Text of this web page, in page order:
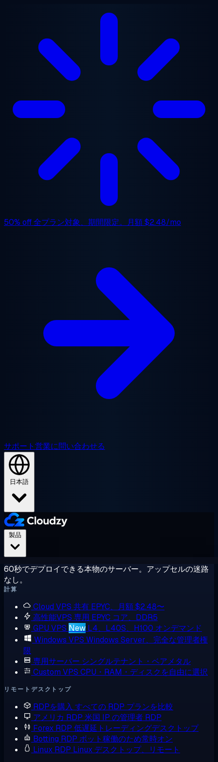
50% off全プラン対象、期間限定。月額$2.48/mo
サポート営業に問い合わせる
日本語
60秒でデプロイできる本物のサーバー。アップセルの迷路
なし。
計算
Cloud VPS 共有 EPYC、月額 $2.48〜
高性能VPS 専用 EPYC コア、DDR5
GPU VPS New L4、L40S、H100 オンデマンド
Windows VPS Windows Server、完全な管理者権
限
専用サーバー シングルテナント・ベアメタル
Custom VPS CPU・RAM・ディスクを自由に選択
リモートデスクトップ
RDPを購入 すべての RDP プランを比較
アメリカ RDP 米国 IP の管理者 RDP
Forex RDP 低遅延トレーディングデスクトップ
Botting RDP ボット稼働のため常時オン
Linux RDP Linux デスクトップ、リモート